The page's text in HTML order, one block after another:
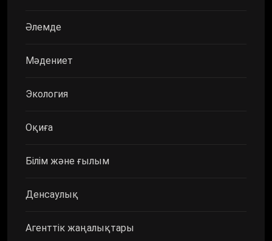
Әлемде
Мәдениет
Экология
Оқиға
Білім және ғылым
Денсаулық
Агенттік жаңалықтары